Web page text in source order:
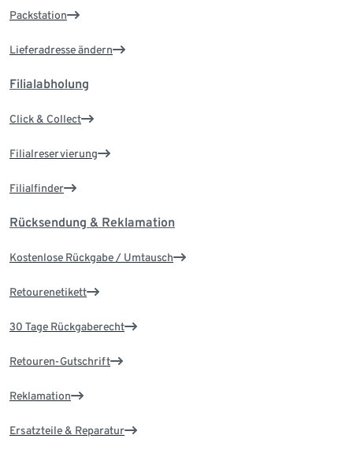
Packstation
Lieferadresse ändern
Filialabholung
Click & Collect
Filialreservierung
Filialfinder
Rücksendung & Reklamation
Kostenlose Rückgabe / Umtausch
Retourenetikett
30 Tage Rückgaberecht
Retouren-Gutschrift
Reklamation
Ersatzteile & Reparatur